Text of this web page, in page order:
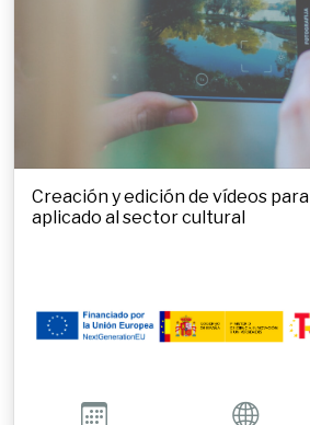
Creación y edición de vídeos
aplicado al sector cultural